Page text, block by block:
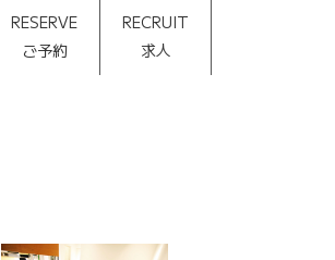
RESERVE
ご予約
RECRUIT
求人